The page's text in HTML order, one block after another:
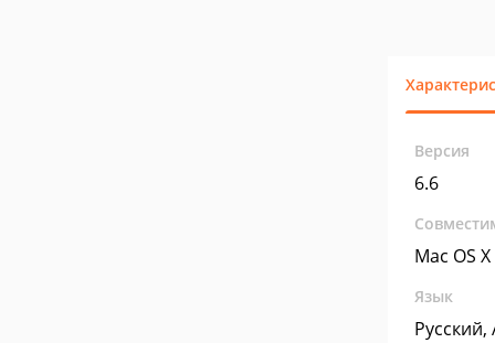
Версия
6.6
Mac OS X
Язык